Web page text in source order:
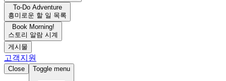
To-Do Adventure
흥미로운 할 일 목록
Book Morning!
스토리 알람 시계
게시물
고객지원
Close Toggle menu